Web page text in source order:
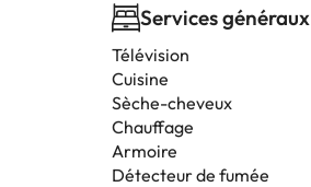
Services
Télévision
Cuisine
Sèche-cheveux
Chauffage
Armoire
Détecteur de fumée